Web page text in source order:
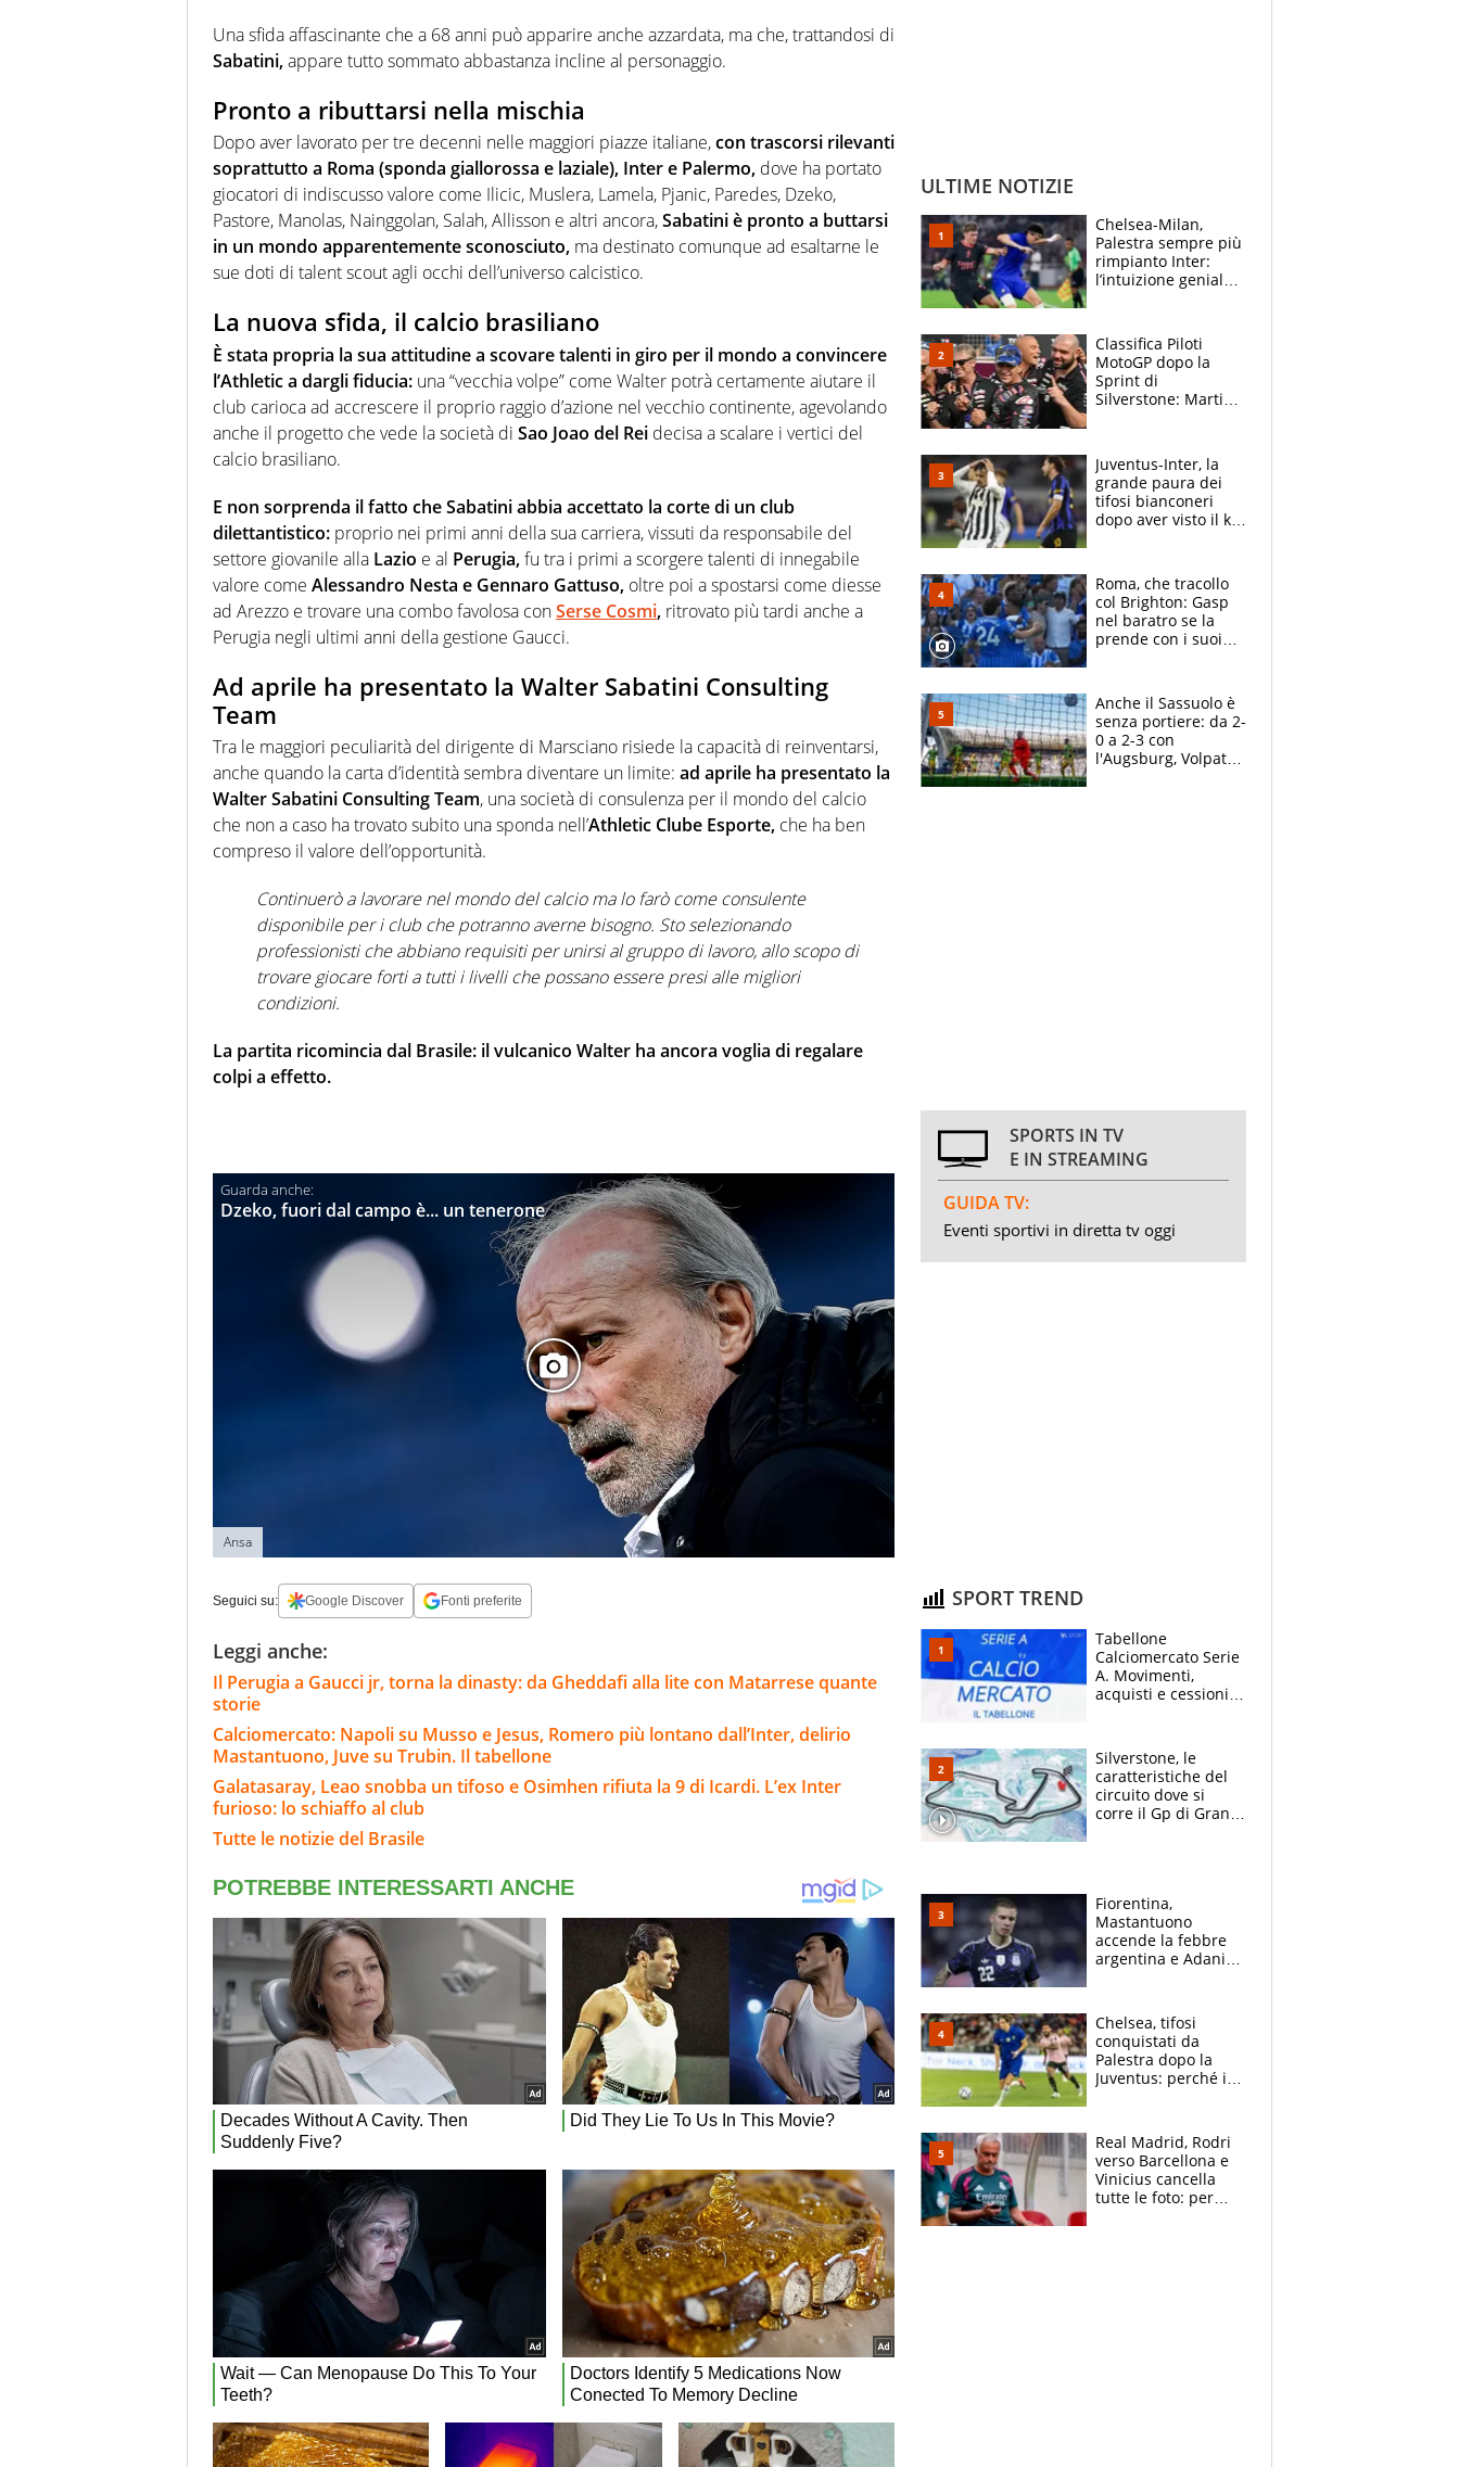
Una sfida affascinante che a 68 anni può apparire anche azzardata, ma che, trattandosi di
Sabatini,appare tutto sommato abbastanza incline al personaggio.
Pronto a ributtarsi nella mischia
Dopo aver lavorato per tre decenni nelle maggiori piazze italiane,con trascorsi rilevanti
soprattutto a Roma (sponda giallorossa e laziale), Inter e Palermo, dove ha portato
giocatori di indiscusso valore come Ilicic, Muslera, Lamela, Pjanic, Paredes, Dzeko,
Pastore, Manolas, Nainggolan, Salah, Allisson e altri ancora,Sabatini è pronto a buttarsi
in un mondo apparentemente sconosciuto, ma destinato comunque ad esaltarne le
sue doti di talent scout agli occhi dell’universo calcistico.
La nuova sfida, il calcio brasiliano
È stata propria la sua attitudine a scovare talenti in giro per il mondo a convincere
l’Athletic a dargli fiducia: una “vecchia volpe” come Walter potrà certamente aiutare il
club carioca ad accrescere il proprio raggio d’azione nel vecchio continente, agevolando
anche il progetto che vede la società di Sao Joao del Rei decisa a scalare i vertici del
calcio brasiliano.
E non sorprenda il fatto che Sabatini abbia accettato la corte di un club
dilettantistico: proprio nei primi anni della sua carriera, vissuti da responsabile del
settore giovanile alla Lazio e al Perugia,fu tra i primi a scorgere talenti di innegabile
valore come Alessandro Nesta e Gennaro Gattuso, oltre poi a spostarsi come diesse
ad Arezzo e trovare una combo favolosa conSerse Cosmi, ritrovato più tardi anche a
Perugia negli ultimi anni della gestione Gaucci.
Ad aprile ha presentato la Walter Sabatini Consulting
Team
Tra le maggiori peculiarità del dirigente di Marsciano risiede la capacità di reinventarsi,
anche quando la carta d’identità sembra diventare un limite: ad aprile ha presentato la
Walter Sabatini Consulting Team, una società di consulenza per il mondo del calcio
che non a caso ha trovato subito una sponda nell’Athletic Clube Esporte, che ha ben
compreso il valore dell’opportunità.
Continuerò a lavorare nel mondo del calcio ma lo farò come consulente
disponibile per i club che potranno averne bisogno. Sto selezionando
professionisti che abbiano requisiti per unirsi al gruppo di lavoro, allo scopo di
trovare giocare forti a tutti i livelli che possano essere presi alle migliori
condizioni.
La partita ricomincia dal Brasile: il vulcanico Walter ha ancora voglia di regalare
colpi a effetto.
Dzeko, fuori dal campo è... un tenerone
Ansa
Seguici su: Google Discover Fonti preferite
Leggi anche:
Il Perugia a Gaucci jr, torna la dinasty: da Gheddafi alla lite con Matarrese quante
storie
Calciomercato: Napoli su Musso e Jesus, Romero più lontano dall’Inter, delirio
Mastantuono, Juve su Trubin. Il tabellone
Galatasaray, Leao snobba un tifoso e Osimhen rifiuta la 9 di Icardi. L’ex Inter
furioso: lo schiaffo al club
Tutte le notizie del Brasile
ULTIME NOTIZIE
Chelsea-Milan,
Palestra sempre più
rimpianto Inter:
l’intuizione geniale
Classifica Piloti
MotoGP dopo la
Sprint di
Silverstone: Martin
Marquez
Juventus-Inter, la
grande paura dei
tifosi bianconeri
dopo aver visto il ko
Roma, che tracollo
col Brighton: Gasp
nel baratro se la
prende con i suoi
Anche il Sassuolo è
senza portiere: da 2-
0 a 2-3 con
l'Augsburg, Volpato
SPORTS IN TV
E IN STREAMING
GUIDA TV:
Eventi sportivi in diretta tv oggi
SPORT TREND
Tabellone
Calciomercato Serie
A. Movimenti,
acquisti e cessioni:
Silverstone, le
caratteristiche del
circuito dove si
corre il Gp di Gran
Fiorentina,
Mastantuono
accende la febbre
argentina e Adani
festa’ a Commisso
Chelsea, tifosi
conquistati da
Palestra dopo la
Juventus: perché i
Real Madrid, Rodri
verso Barcellona e
Vinicius cancella
tutte le foto: per